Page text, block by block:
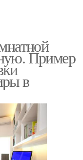
Пример
в